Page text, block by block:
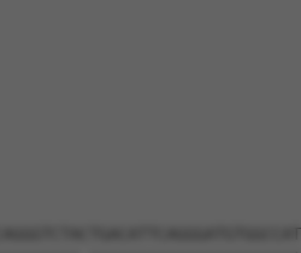
Sbjct  667  GCCTTTAATTATAGCTCAGTCTTAAGGAAACATCAGATAATCCATTTAGGAGCGAAACAATATAAATGTGATGT  740

Query  741  ATGCGGCAAGGACTTTCATCAGAAGCGATACCTTGCATGCCA---TAGATGTCACACTGGTGAGAATCCTTACA  811
            .||.|||||||.||||.||||.||||||||.||||||||.||   |||||||||||||||..||||.|||||||
Sbjct  741  GTGTGGCAAGGTCTTTAATCAAAAGCGATATCTTGCATGTCATCGTAGATGTCACACTGGCAAGAAACCTTACA  814

Query  812  AGTGTAA-------------------------------------------------------------------  818
            |||||||                                                                   
Sbjct  815  AGTGTAATGATTGTGGCAAGACCTTCAGTCAGGAGTTAACCCTTACATGCCATCATAGACTTCATACTGGAGAG  888

Query  819  -----------------TGAGTGTGGCAAGACATTCAGTCACAATTCAGCCCTGTTAGTTCACAAGGCAATTCA  875
                             |||||||||||||||.|||||||..|||||||||||..||.||||.|||||||||||
Sbjct  889  AAACATTACAAGTGCAGTGAGTGTGGCAAGACCTTCAGTCGAAATTCAGCCCTTGTAATTCATAAGGCAATTCA  962

Query  876  TACTGGAGAGAAACCTTACAAGTGTAATGAATGTGGCAAGGTTTTTAATCAACAATCAAACCTTGCACGT--CA  947
            |||||||||||||.||||||||||||||||||||||||||...||.|.||||...|||.||||||  .||  ||
Sbjct  963  TACTGGAGAGAAATCTTACAAGTGTAATGAATGTGGCAAGACCTTCAGTCAAACGTCATACCTTG--TGTACCA  1034

Query  948  TCATAGAGTTCATACTGGAGAGAAACCTTACAAATGTGAAGAATGTGACAAAGTTTTCAGTCGCAAATCACACC  1021
            ||.||||.|||||||||||||||||||||||||||||||||||||||||||||.|||||||..|||||||.|||
Sbjct 1035  TCGTAGACTTCATACTGGAGAGAAACCTTACAAATGTGAAGAATGTGACAAAGCTTTCAGTTTCAAATCAAACC  1108

Query 1022  TTGAAAGACATAGGAGAATTCACACTGGAGAGAAACCATACAAATGTAAGGTTTGTGACA--AGG--CTTTCAG  1091
            |||||||||||||||.||||||.||||||||||||||.|||||.|||||.|..||   ||  |||  |||| ||
Sbjct 1109  TTGAAAGACATAGGAAAATTCATACTGGAGAGAAACCTTACAAGTGTAATGAATG---CAGCAGGACCTTT-AG  1178

Query 1092  ACGTGATTCACACCTGGCACAACATACTGTAATTCACACTGGAGAGAAACCTTACAAGTGTAATGAGTGTGGCA  1165
            .||..|.|||..|||..|||..|||..|..|.||||.|||||||||||||||||.|||||||||||.|||||||
Sbjct 1179  TCGGAAGTCATCCCTTACACGCCATCGTAGACTTCATACTGGAGAGAAACCTTATAAGTGTAATGATTGTGGCA  1252

Query 1166  AGACCTTCGTTCAAAATTCATCTCTTGT--------------------------------------AATG----  1197
            ||||||||..|||.|..|||||.|||||                                      ||||    
Sbjct 1253  AGACCTTCAGTCAGATGTCATCCCTTGTATACCATCGTAGACTTCATACTGGAGAGAAACCTTACAAATGTGAA  1326

Query 1198  ------------------------------------------CATAAGGTCATTCATACTGGAGAGAAACGTTA  1229
                                                      ||||.|...|||||||||||||||||||.|||
Sbjct 1327  GAATGTGATGAAGCTTTCAGTTTCAAATCGAACCTTGAAAGACATAGGAGAATTCATACTGGAGAGAAACCTTA  1400

Query 1230  CAAGTGTAATGAATGTGGCAAGGTTTTTAATCACAAATCAAACCTTGCATGTCATCGTAGACTTCATACTGGAG  1303
            ||||||||||||.|||||||||...||.|.|||.|.||||..|||||.||..||||||||||||||||||||||
Sbjct 1401  CAAGTGTAATGATTGTGGCAAGACCTTCAGTCAGACATCATCCCTTGTATACCATCGTAGACTTCATACTGGAG  1474

Query 1304  AGAAACC-------------------------------------------------------------------  1310
            |||||||                                                                   
Sbjct 1475